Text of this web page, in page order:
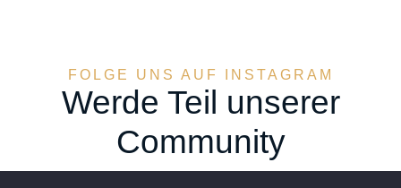
FOLGE UNS AUF INSTAGRAM
Werde Teil unserer
Community